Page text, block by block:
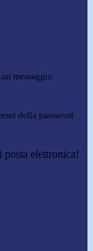
messaggio
della password
elettronica!